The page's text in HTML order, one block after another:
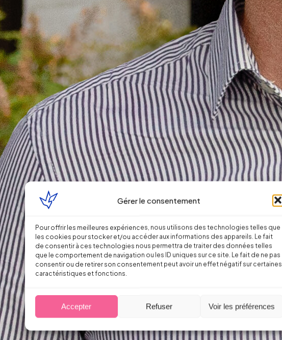
Gérer le consentement
Pour offrir les meilleures expériences, nous utilisons des technologies telles que
les cookies pour stocker et/ou accéder aux informations des appareils. Le fait
de consentir à ces technologies nous permettra de traiter des données telles
que le comportement de navigation ou les ID uniques sur ce site. Le fait de ne pas
consentir ou de retirer son consentement peut avoir un effet négatif sur certaines
caractéristiques et fonctions.
Accepter Refuser Voir les préférences